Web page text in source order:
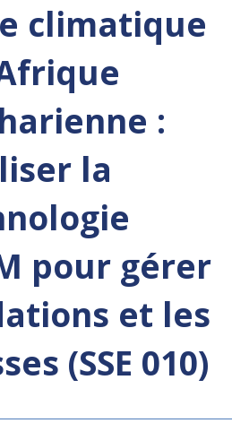
climatique
:
la
pour gérer
et les
(SSE 010)